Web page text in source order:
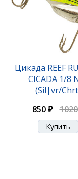
Цикада REEF
CICADA 1/8
(Sil|vr/
850 ₽